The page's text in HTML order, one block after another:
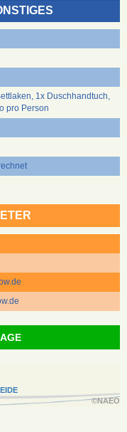
1x Duschhandtuch,
pro Person
©NAEO